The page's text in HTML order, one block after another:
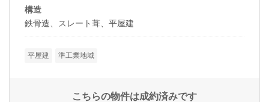
構造
鉄骨造、スレート葺、平屋建
平屋建 準工業地域
こちらの物件は成約済みです